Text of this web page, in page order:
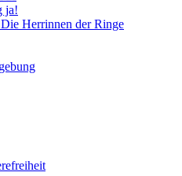
ja!
Herrinnen der Ringe